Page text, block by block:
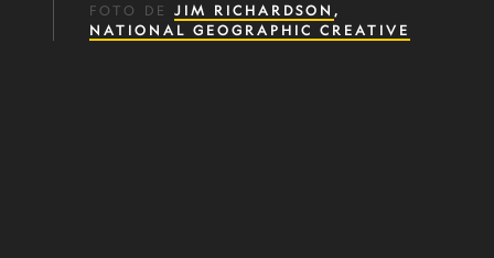
FOTO DE JIM RICHARDSON ,
NATIONAL GEOGRAPHIC CREATIVE